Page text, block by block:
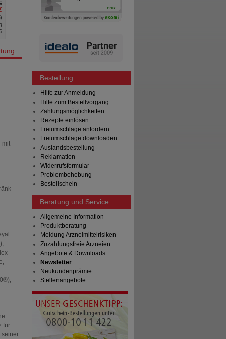
)
UVP
Unser Preis 26,54 €
Sie sparen 12,56 €(32%
mit
für
seiner
Bestellung
Hilfe zur Anmeldung
Hilfe zum Bestellvorgang
Zahlungsmöglichkeiten
Rezepte einlösen
Freiumschläge anfordern
Freiumschläge downloaden
Auslandsbestellung
Reklamation
Widerrufsformular
Problembehebung
Bestellschein
Beratung und Service
Allgemeine Information
Produktberatung
Meldung Arzneimittelrisiken
Zuzahlungsfreie Arzneien
Angebote & Downloads
Newsletter
Neukundenprämie
Stellenangebote